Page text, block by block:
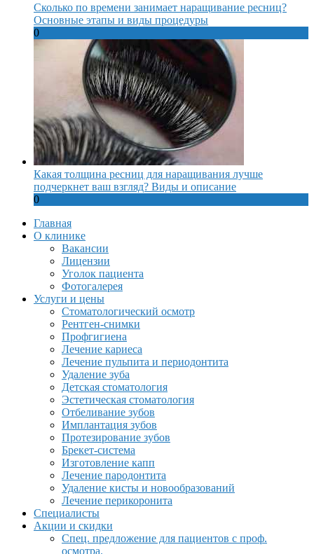
Сколько по времени занимает наращивание ресниц?
Основные этапы и виды процедуры
0
Какая толщина ресниц для наращивания лучше
подчеркнет ваш взгляд? Виды и описание
0
Главная
О клинике
Вакансии
Лицензии
Уголок пациента
Фотогалерея
Услуги и цены
Стоматологический осмотр
Рентген-снимки
Профгигиена
Лечение кариеса
Лечение пульпита и периодонтита
Удаление зуба
Детская стоматология
Эстетическая стоматология
Отбеливание зубов
Имплантация зубов
Протезирование зубов
Брекет-система
Изготовление капп
Лечение пародонтита
Удаление кисты и новообразований
Лечение перикоронита
Специалисты
Акции и скидки
Спец. предложение для пациентов с проф.
осмотра.